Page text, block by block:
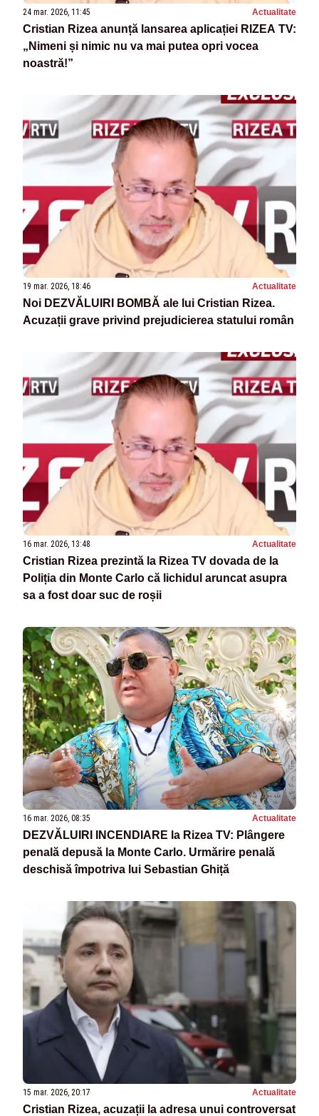
24 mar. 2026, 11:45 Actualitate
Cristian Rizea anunță lansarea aplicației RIZEA TV:
„Nimeni și nimic nu va mai putea opri vocea
noastră!”
19 mar. 2026, 18:46 Actualitate
Noi DEZVĂLUIRI BOMBĂ ale lui Cristian Rizea.
Acuzații grave privind prejudicierea statului român
16 mar. 2026, 13:48 Actualitate
Cristian Rizea prezintă la Rizea TV dovada de la
Poliția din Monte Carlo că lichidul aruncat asupra
sa a fost doar suc de roșii
16 mar. 2026, 08:35 Actualitate
DEZVĂLUIRI INCENDIARE la Rizea TV: Plângere
penală depusă la Monte Carlo. Urmărire penală
deschisă împotriva lui Sebastian Ghiță
15 mar. 2026, 20:17 Actualitate
Cristian Rizea, acuzații la adresa unui controversat